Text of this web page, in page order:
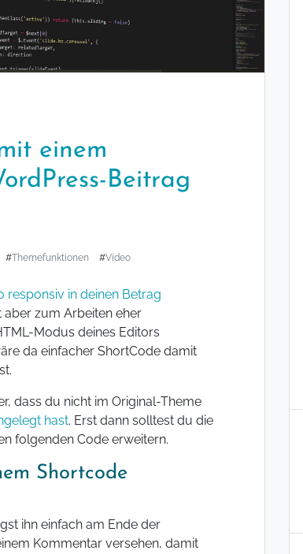
einem
Beitrag
#Themefunktionen #Video
responsiv in deinen Betrag
aber zum Arbeiten eher
Modus deines Editors
da einfacher ShortCode damit
dass du nicht im Original-Theme
hast. Erst dann solltest du die
folgenden Code erweitern.
Shortcode
ihn einfach am Ende der
Kommentar versehen, damit